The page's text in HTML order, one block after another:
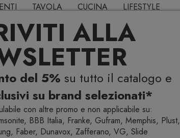
ALLA
del 5% su tutto il catalogo e
su brand selezionati*
con altre promo e non applicabile su:
BBB Italia, Franke, Gufram, Memphis, Plust,
Faber, Dunavox, Zafferano, VG, Slide
TAVOLA CUCINA LIFESTYLE
Librerie Memphis Milano Magnolia Libreria